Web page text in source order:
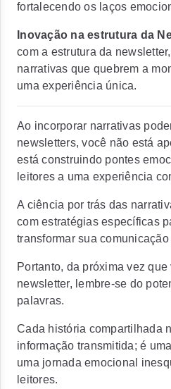
fortalecendo os laços
Inovação na estrutura da
com a estrutura da
narrativas que quebrem a
uma experiência única.
Ao incorporar narrativas
newsletters, você não está
está construindo pontes
leitores a uma experiência
A ciência por trás das
com estratégias específicas
transformar sua
Portanto, da próxima vez
newsletter, lembre-se do
palavras.
Cada história compartilhada
informação transmitida; é
uma jornada emocional
leitores.